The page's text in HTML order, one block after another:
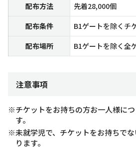
配布方法
先着28,000個
配布条件
B1ゲートを除くチ
配布場所
B1ゲートを除く全
注意事項
※チケットをお持ちの方お一人様に
す。
※未就学児で、チケットをお持ちで
ります。